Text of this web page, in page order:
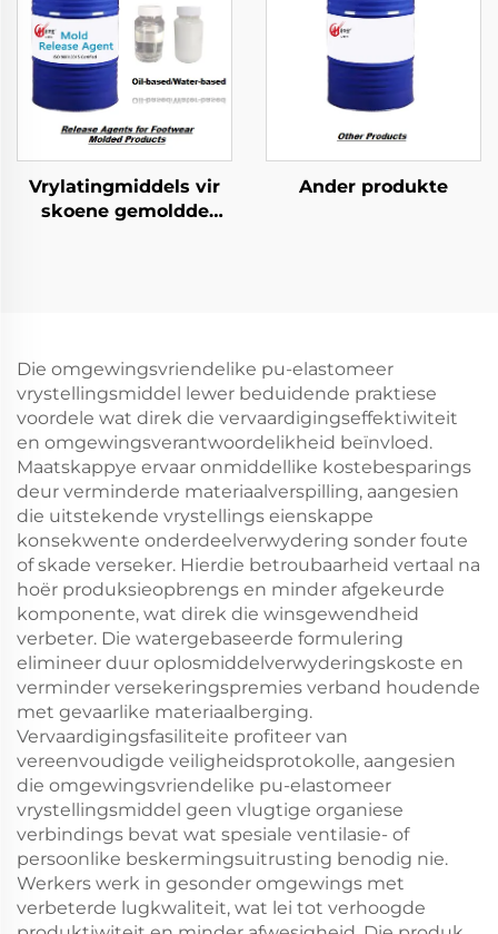
Vrylatingmiddels vir
skoene gemoldde
Ander produkte
Die omgewingsvriendelike pu-elastomeer
vrystellingsmiddel lewer beduidende praktiese
voordele wat direk die vervaardigingseffektiwiteit
en omgewingsverantwoordelikheid beïnvloed.
Maatskappye ervaar onmiddellike kostebesparings
deur verminderde materiaalverspilling, aangesien
die uitstekende vrystellings eienskappe
konsekwente onderdeelverwydering sonder foute
of skade verseker. Hierdie betroubaarheid vertaal na
hoër produksieopbrengs en minder afgekeurde
komponente, wat direk die winsgewendheid
verbeter. Die watergebaseerde formulering
elimineer duur oplosmiddelverwyderingskoste en
verminder versekeringspremies verband houdende
met gevaarlike materiaalberging.
Vervaardigingsfasiliteite profiteer van
vereenvoudigde veiligheidsprotokolle, aangesien
die omgewingsvriendelike pu-elastomeer
vrystellingsmiddel geen vlugtige organiese
verbindings bevat wat spesiale ventilasie- of
persoonlike beskermingsuitrusting benodig nie.
Werkers werk in gesonder omgewings met
verbeterde lugkwaliteit, wat lei tot verhoogde